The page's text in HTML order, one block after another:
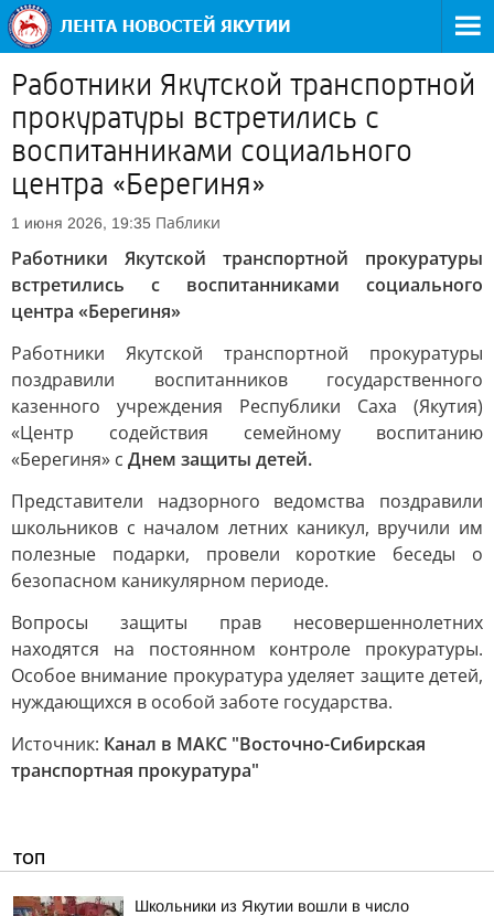
Работники Якутской транспортной
прокуратуры встретились с
воспитанниками социального
центра «Берегиня»
1 июня 2026, 19:35 Паблики
Работники Якутской транспортной прокуратуры
встретились с воспитанниками социального
центра «Берегиня»
Работники Якутской транспортной прокуратуры
поздравили воспитанников государственного
казенного учреждения Республики Саха (Якутия)
«Центр содействия семейному воспитанию
«Берегиня» с Днем защиты детей.
Представители надзорного ведомства поздравили
школьников с началом летних каникул, вручили им
полезные подарки, провели короткие беседы о
безопасном каникулярном периоде.
Вопросы защиты прав несовершеннолетних
находятся на постоянном контроле прокуратуры.
Особое внимание прокуратура уделяет защите детей,
нуждающихся в особой заботе государства.
Источник: Канал в МАКС "Восточно-Сибирская
транспортная прокуратура"
ТОП
Школьники из Якутии вошли в число